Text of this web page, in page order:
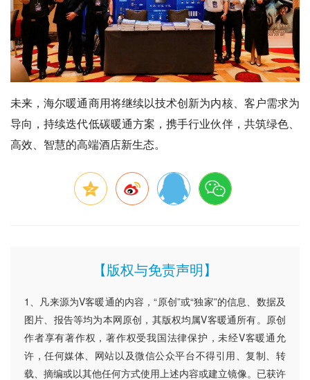
未来，海尔暖通商用将继续以技术创新为内核、客户需求为
导向，持续迭代低碳暖通方案，携手行业伙伴，共筑绿色、
高效、智慧的高端酒店新生态。
【版权与免责声明】
1、凡来源为V客暖通的内容，“原创”或“独家”的信息、数据及
图片、报告等均为本网原创，其版权均属V客暖通所有。原创
作者享有著作权，著作权受我国法律保护，未经V客暖通允
许，任何媒体、网站以及微信公众平台不得引用、复制、转
载、摘编或以其他任何方式使用上述内容或建立镜像。已获许